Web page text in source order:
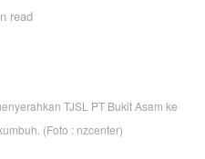
read
TJSL PT Bukit Asam ke
(Foto : nzcenter)